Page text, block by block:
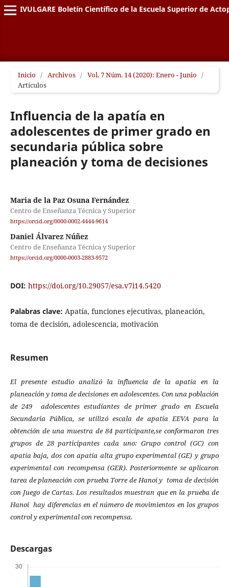
DIVULGARE Boletín Científico de la Escuela Superior de
Inicio / Archivos / Vol. 7 Núm. 14 (2020): Enero - Junio /
Artículos
Influencia de la apatía en
adolescentes de primer grado en
secundaria pública sobre
planeación y toma de decisiones
Maria de la Paz Osuna Fernández
Centro de Enseñanza Técnica y Superior
https://orcid.org/0000-0002-4444-9614
Daniel Álvarez Núñez
Centro de Enseñanza Técnica y Superior
https://orcid.org/0000-0003-2883-9572
DOI: https://doi.org/10.29057/esa.v7i14.5420
Palabras clave: Apatía, funciones ejecutivas, planeación,
toma de decisión, adolescencia, motivación
Resumen
El presente estudio analizó la influencia de la apatía en la
planeación y toma de decisiones en adolescentes. Con una población
de 249 adolescentes estudiantes de primer grado en Escuela
Secundaria Pública, se utilizó escala de apatía EEVA para la
obtención de una muestra de 84 participante,se conformaron tres
grupos de 28 participantes cada uno: Grupo control (GC) con
apatía baja, dos con apatía alta grupo experimental (GE) y grupo
experimental con recompensa (GER).Posteriormente se aplicaron
tarea de planeación con prueba Torre de Hanoi y toma de decisión
con Juego de Cartas. Los resultados muestran que en la prueba de
Hanoi hay diferencias en el número de movimientos en los grupos
control y experimental con recompensa.
Descargas